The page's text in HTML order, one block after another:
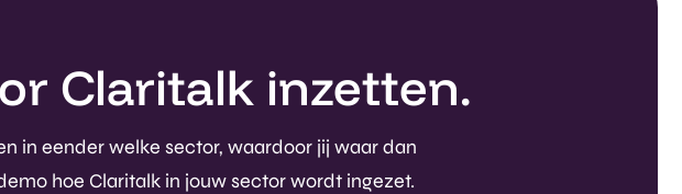
Claritalk inzetten.
in eender welke sector, waardoor jij waar dan
hoe Claritalk in jouw sector wordt ingezet.